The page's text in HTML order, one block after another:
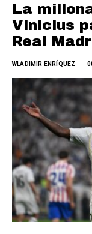
La
Vinicius
Real
WLADIMIR ENRÍQUEZ